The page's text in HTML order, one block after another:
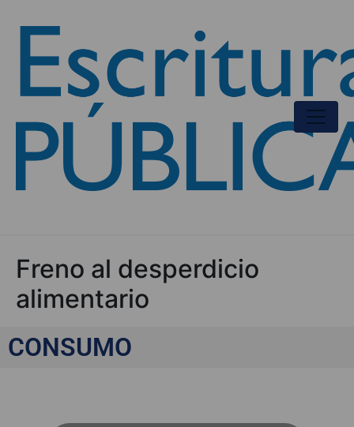
Freno al desperdicio
alimentario
CONSUMO